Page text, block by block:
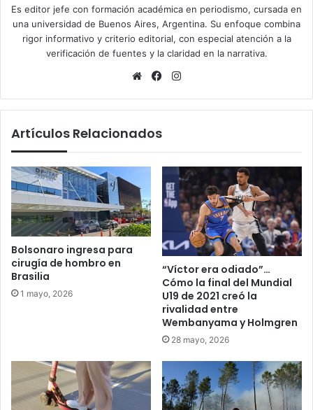
Es editor jefe con formación académica en periodismo, cursada en
una universidad de Buenos Aires, Argentina. Su enfoque combina
rigor informativo y criterio editorial, con especial atención a la
verificación de fuentes y la claridad en la narrativa.
Sitio
Facebook
Artículos Relacionados
Bolsonaro ingresa para
cirugía de hombro en
Brasilia
1 mayo, 2026
“Víctor era odiado”…
Cómo la final del Mundial
U19 de 2021 creó la
rivalidad entre
Wembanyama y Holmgren
28 mayo, 2026